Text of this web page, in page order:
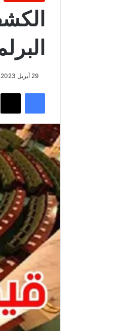
29 أبريل 2023
فيسبوك ‫X